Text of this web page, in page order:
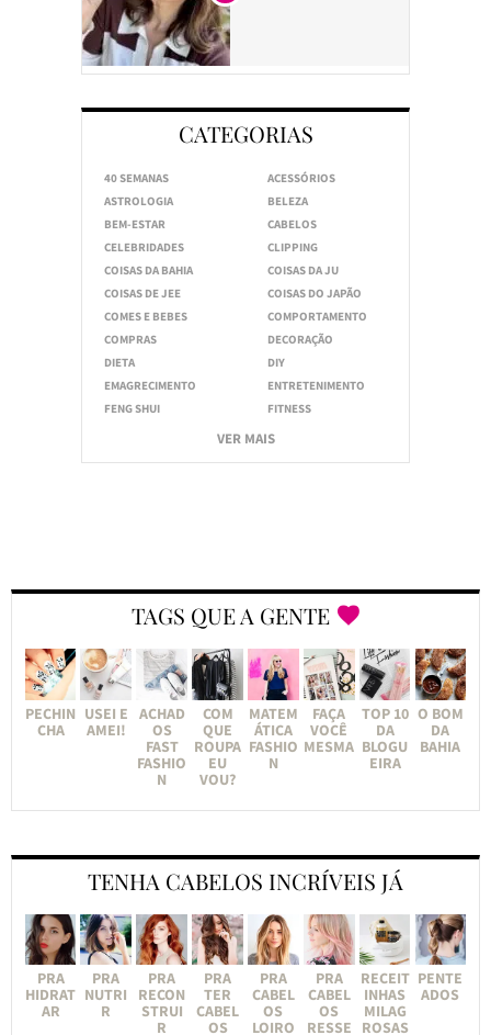
CATEGORIAS
40 SEMANAS
ACESSÓRIOS
ASTROLOGIA
BELEZA
BEM-ESTAR
CABELOS
CELEBRIDADES
CLIPPING
COISAS DA BAHIA
COISAS DA JU
COISAS DE JEE
COISAS DO JAPÃO
COMES E BEBES
COMPORTAMENTO
COMPRAS
DECORAÇÃO
DIETA
DIY
EMAGRECIMENTO
ENTRETENIMENTO
FENG SHUI
FITNESS
VER MAIS
TAGS QUE A GENTE
PECHIN
CHA
USEI E
AMEI!
ACHAD
OS
FAST
FASHIO
N
COM
QUE
ROUPA
EU
VOU?
MATEM
ÁTICA
FASHIO
N
FAÇA
VOCÊ
MESMA
TOP 10
DA
BLOGU
EIRA
O BOM
DA
BAHIA
TENHA CABELOS INCRÍVEIS JÁ
PRA
HIDRAT
AR
PRA
NUTRI
R
PRA
RECON
STRUI
R
PRA
TER
CABEL
OS
PRA
CABEL
OS
LOIRO
PRA
CABEL
OS
RESSE
RECEIT
INHAS
MILAG
ROSAS
PENTE
ADOS